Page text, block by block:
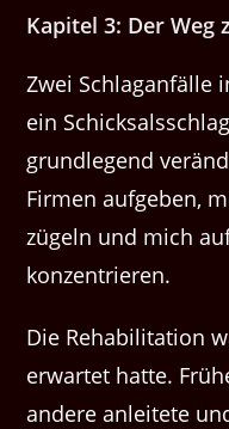
Kapitel 3: Der Weg
Zwei Schlaganfälle
ein
grundlegend
Firmen aufgeben,
zügeln und mich
konzentrieren.
Die Rehabilitation
erwartet hatte.
andere anleitete